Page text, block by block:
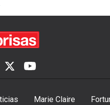
Marie Claire